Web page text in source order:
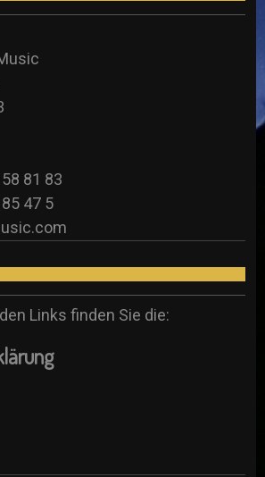
Annette Hessel – SUB (Anni-Frid)
47 5
81 83
47 5
Links finden Sie die: